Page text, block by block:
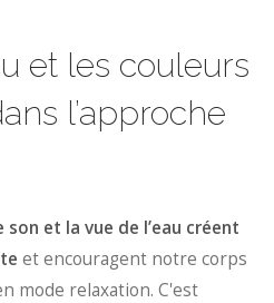
et les couleurs
l’approche
et la vue de l’eau créent
et encouragent notre corps
mode relaxation. C'est